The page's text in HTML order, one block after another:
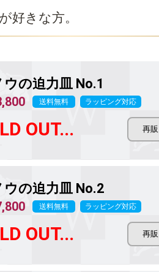
好きな方。
ウの迫力皿 No.1
送料無料 ラッピング対応
OUT...
ウの迫力皿 No.2
送料無料 ラッピング対応
OUT...